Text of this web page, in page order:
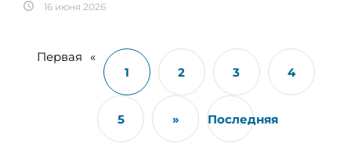
16 июня 2026
Первая
«
1
2 3 4
5 » Последняя